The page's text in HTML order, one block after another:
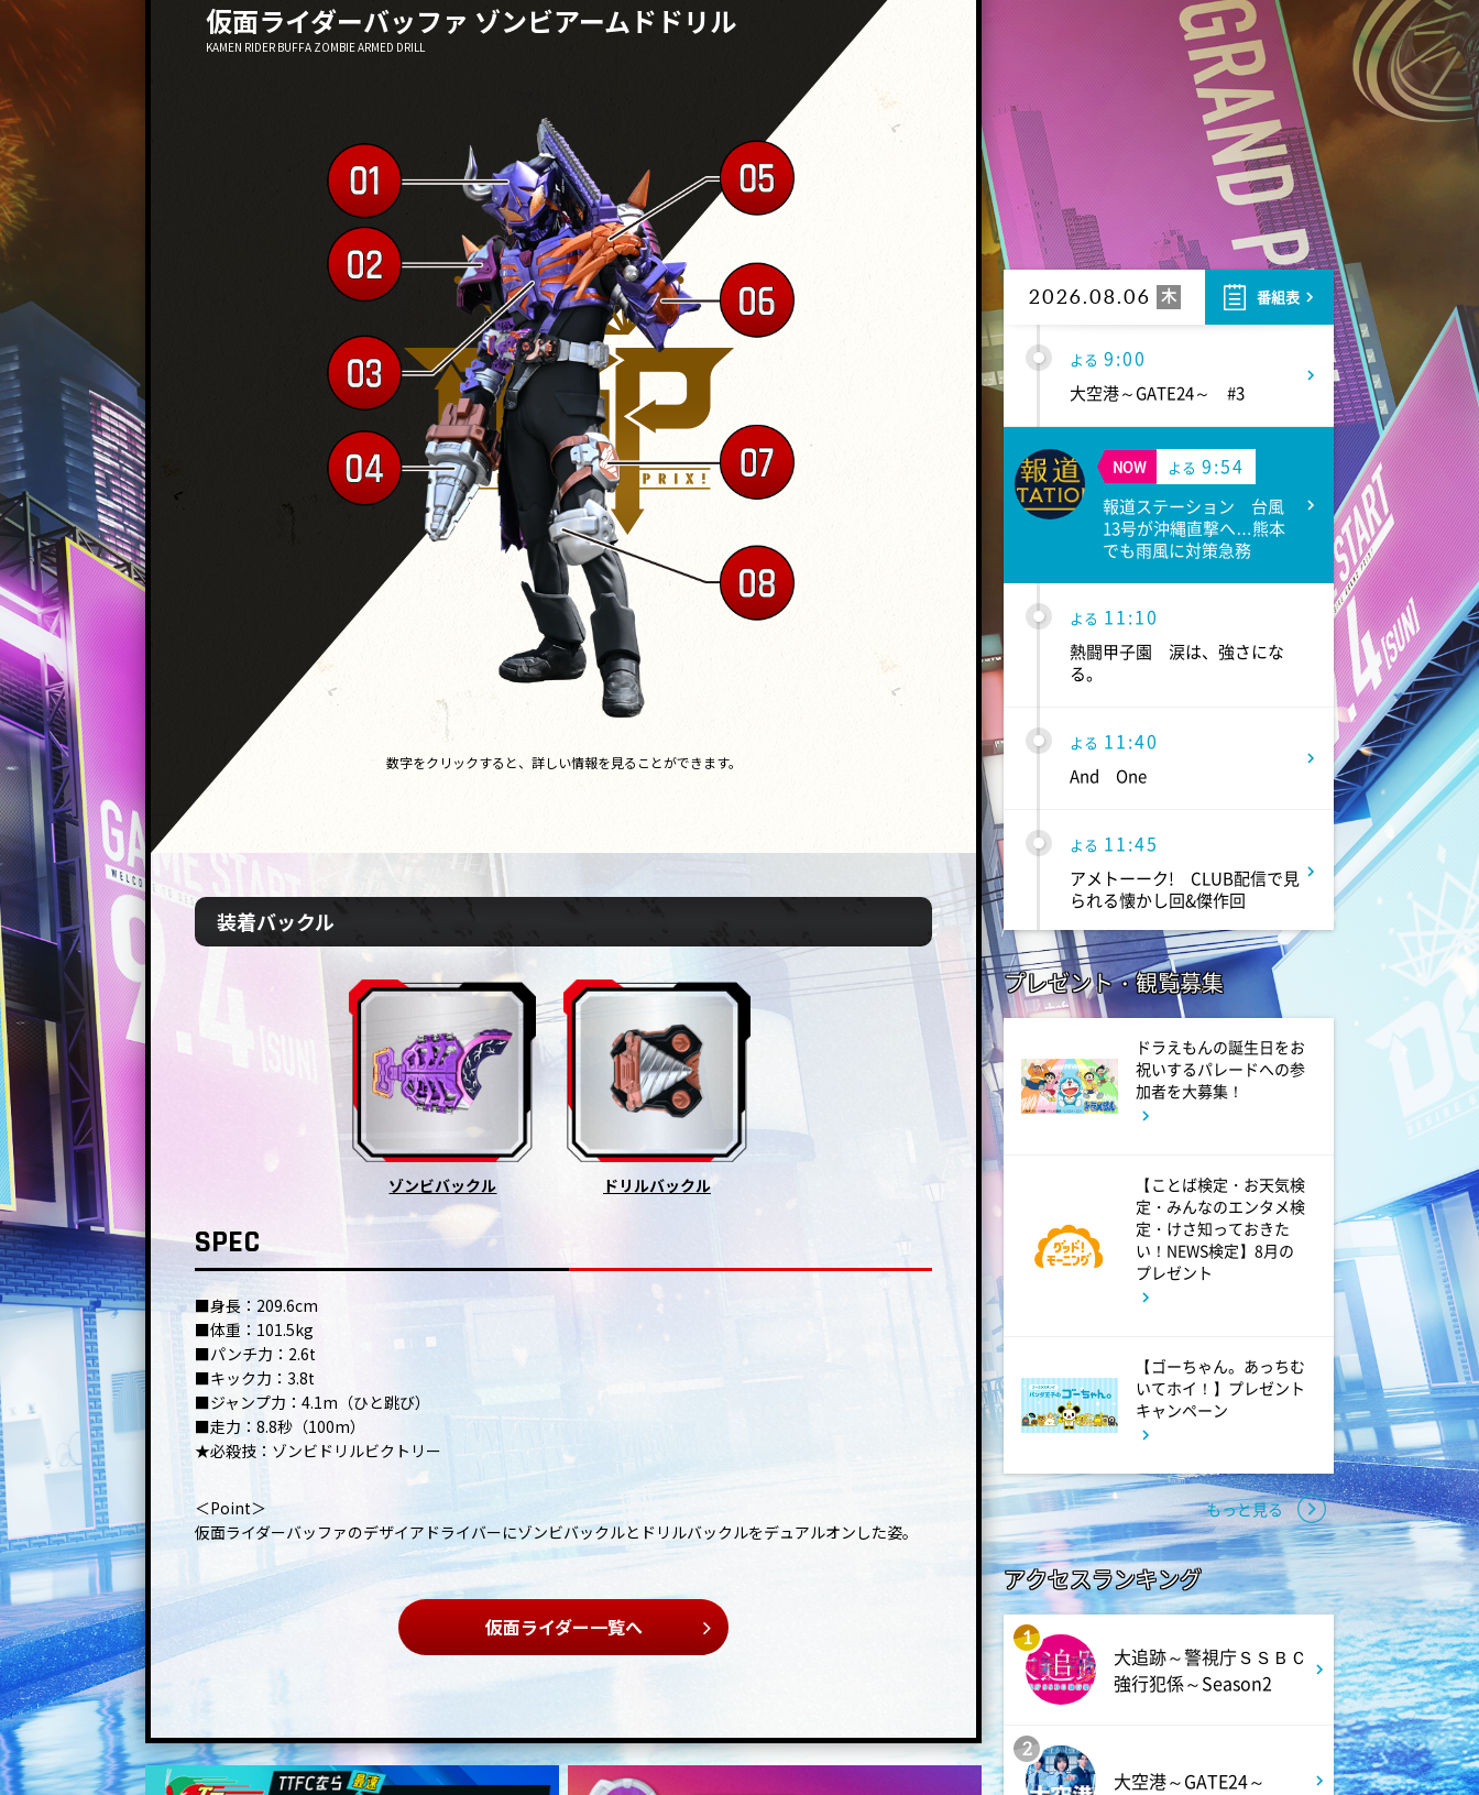
仮面ライダーバッファ ゾンビアームドドリル
KAMEN RIDER BUFFA ZOMBIE ARMED DRILL
数字をクリックすると、詳しい情報を見ることができます。
装着バックル
ゾンビバックル ドリルバックル
SPEC
■身長：209.6cm
■体重：101.5kg
■パンチ力：2.6t
■キック力：3.8t
■ジャンプ力：4.1m（ひと跳び）
■走力：8.8秒（100m）
★必殺技：ゾンビドリルビクトリー
＜Point＞
仮面ライダーバッファのデザイアドライバーにゾンビバックルとドリルバックルをデュアルオンした姿。
仮面ライダー一覧へ
2026.08.06 木 番組表
スーパーJチャンネル 井澤健
太朗と森山みなみが<ニュース
よる
相葉ヒロミのお困りですカ
ー? 2時間SP
よる 9:00
大空港～GATE24～ #3
NOW よる 9:54
報道ステーション 台風
13号が沖縄直撃へ…熊本
でも雨風に対策急務
よる 11:10
熱闘甲子園 涙は、強さにな
る。
よる 11:40
And One
よる 11:45
アメトーーク! CLUB配信で見
られる懐かし回&傑作回
深夜 0:45
見取り図じゃん 【1人で見
て】小声の会…アノ人が退場で
深夜 1:15
ラウンジ」に潜入調査!
深夜 1:50
テレ朝サマフェスナビ
1:52
全力坂
FRUITS ZIPPERのNEW
KAWAIIってしてよ?
深夜 2:27
場】コロチキコント&オンリー
ワンミーツ完結編!!
EBiDAN熱中!朝までBUDDiiS
プレゼント・観覧募集
ドラえもんの誕生日をお
祝いするパレードへの参
加者を大募集！
【ことば検定・お天気検
定・みんなのエンタメ検
定・けさ知っておきた
い！NEWS検定】8月の
プレゼント
【ゴーちゃん。あっちむ
いてホイ！】プレゼント
キャンペーン
もっと見る
アクセスランキング
1
大追跡～警視庁ＳＳＢＣ
強行犯係～Season2
2
大空港～GATE24～